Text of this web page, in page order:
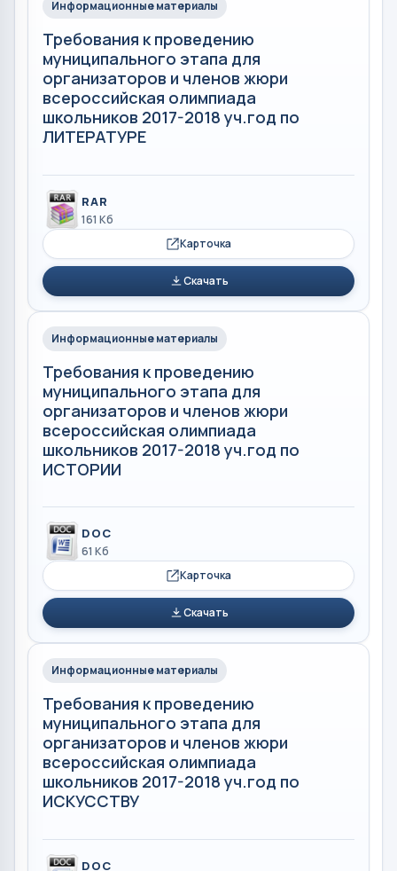
Информационные материалы
Требования к проведению
муниципального этапа для
организаторов и членов жюри
всероссийская олимпиада
школьников 2017-2018 уч.год по
ЛИТЕРАТУРЕ
RAR
161 Кб
Карточка
Скачать
Информационные материалы
Требования к проведению
муниципального этапа для
организаторов и членов жюри
всероссийская олимпиада
школьников 2017-2018 уч.год по
ИСТОРИИ
DOC
61 Кб
Карточка
Скачать
Информационные материалы
Требования к проведению
муниципального этапа для
организаторов и членов жюри
всероссийская олимпиада
школьников 2017-2018 уч.год по
ИСКУССТВУ
DOC